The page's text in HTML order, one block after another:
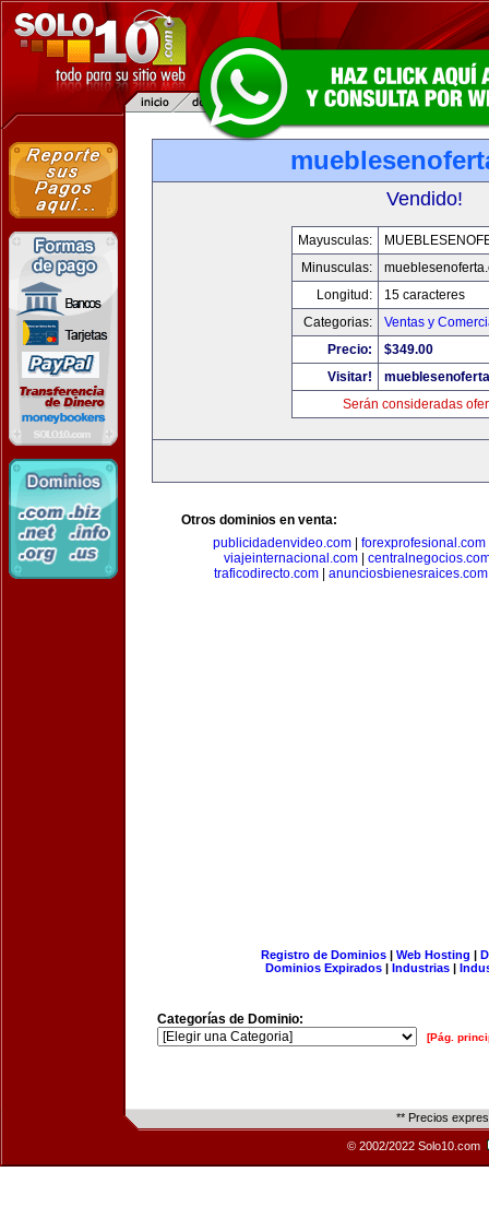
Vendido!
Mayusculas:
Minusculas:
Longitud:
15 caracteres
Categorias:
Ventas y
Precio:
$349.00
Visitar!
Serán consideradas
Otros dominios en venta:
publicidadenvideo.com| forexprofesional.com
viajeinternacional.com
traficodirecto.com
anunciosbienesraices.com
Registro de Dominios| Web Hosting |
Dominios Expirados | Industrias |
Categorías de Dominio:
[Pág.
** Precios
© 2002/2022 Solo10.com